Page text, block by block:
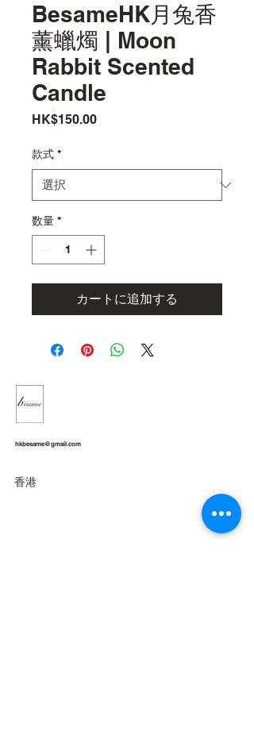
BesameHK月兔香
薰蠟燭 | Moon
Rabbit Scented
Candle
HK$150.00価
款式 *
数量 *
カートに追加する
hkbesame@gmail.com
香港